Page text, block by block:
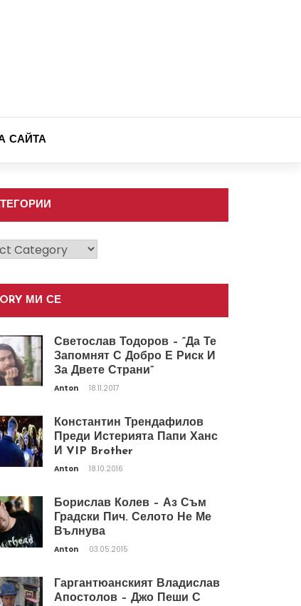
САЙТА
МИ СЕ
Светослав Тодоров – “Да Те
Запомнят С Добро Е Риск И
За Двете Страни”
Anton 18.11.2017
Константин Трендафилов
Преди Истерията Папи Ханс
И VIP Brother
Anton 18.10.2016
Борислав Колев – Аз Съм
Градски Пич. Селото Не Ме
Вълнува
Anton 03.05.2015
Гаргантюанският Владислав
Апостолов – Джо Пеши С